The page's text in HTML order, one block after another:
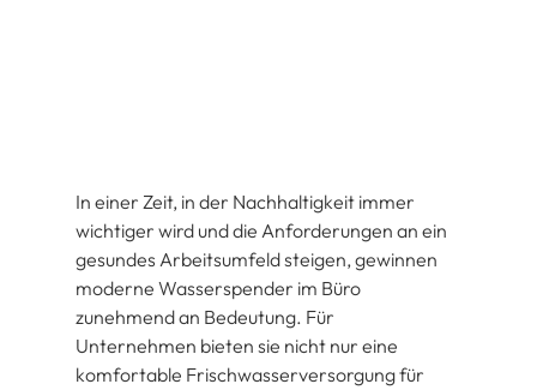
In einer Zeit, in der Nachhaltigkeit immer
wichtiger wird und die Anforderungen an ein
gesundes Arbeitsumfeld steigen, gewinnen
moderne Wasserspender im Büro
zunehmend an Bedeutung. Für
Unternehmen bieten sie nicht nur eine
komfortable Frischwasserversorgung für